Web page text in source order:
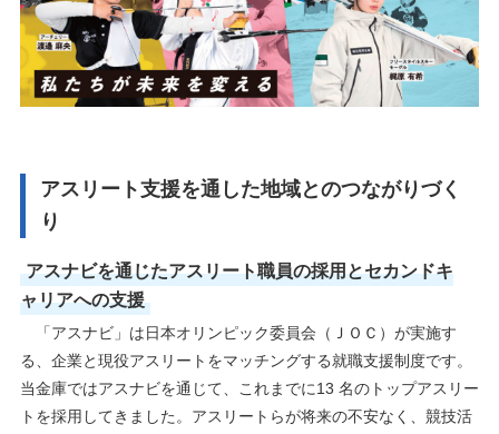
アスリート支援を通した地域とのつながりづく
り
アスナビを通じたアスリート職員の採用とセカンドキ
ャリアへの支援
「アスナビ」は日本オリンピック委員会（ＪＯＣ）が実施す
る、企業と現役アスリートをマッチングする就職支援制度です。
当金庫ではアスナビを通じて、これまでに13 名のトップアスリー
トを採用してきました。アスリートらが将来の不安なく、競技活